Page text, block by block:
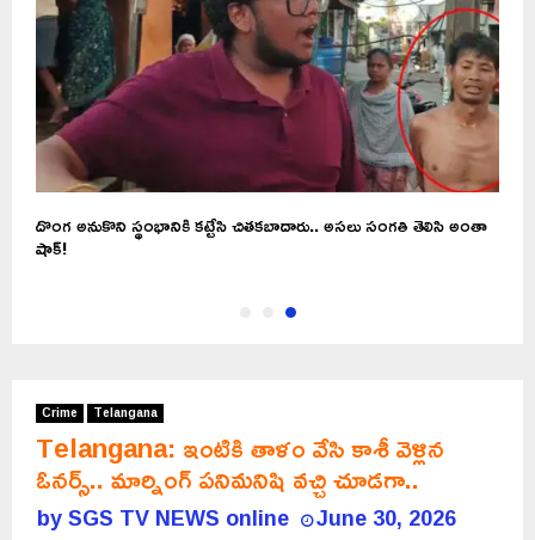
దొంగ అనుకొని స్థంభానికి కట్టేసి చితకబాదారు.. అసలు సంగతి తెలిసి అంతా
షాక్!
Crime Telangana
Telangana: ఇంటికి తాళం వేసి కాశీ వెళ్లిన
ఓనర్స్.. మార్నింగ్ పనిమనిషి వచ్చి చూడగా..
bySGS TV NEWS online June 30, 2026